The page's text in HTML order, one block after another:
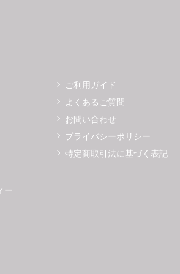
ー
ご利用ガイド
よくあるご質問
お問い合わせ
プライバシーポリシー
特定商取引法に基づく表記